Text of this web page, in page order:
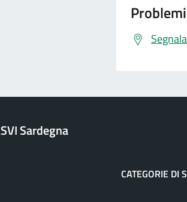
Sardegna
CATEGORIE DI